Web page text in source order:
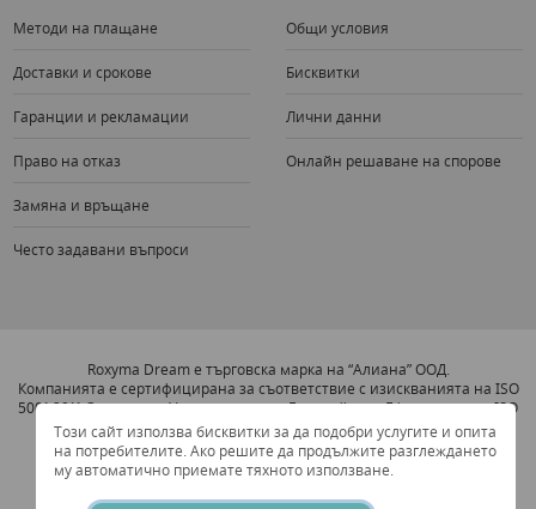
Методи на плащане
Доставки и срокове
Гаранции и рекламации
Право на отказ
Замяна и връщане
Често задавани въпроси
Общи условия
Бисквитки
Лични данни
Онлайн решаване на спорове
Roxyma Dream е търговска марка на “Алиана” ООД.
Компанията е сертифицирана за съответствие с изискванията на ISO
5001:2011 Система за Увеличаване на Енергийната Ефективност и ISO
9001:2008 Система за Управление на Качеството.
Този сайт използва бисквитки за да подобри услугите и опита
на потребителите. Ако решите да продължите разглеждането
му автоматично приемате тяхното използване.